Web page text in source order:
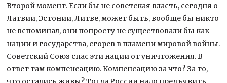
Второй момент. Если бы не советская власть, сегодня о
Латвии, Эстонии, Литве, может быть, вообще бы никто
не вспоминал, они попросту не существовали бы как
нации и государства, сгорев в пламени мировой войны.
Советский Союз спас эти нации от уничтожения. В
ответ там компенсацию. Компенсацию за что? За то,